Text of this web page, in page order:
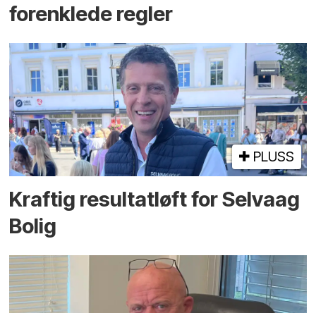
forenklede regler
PLUSS
Kraftig resultatløft for Selvaag
Bolig